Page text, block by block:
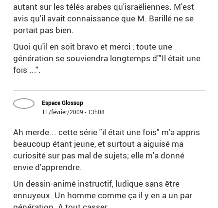
autant sur les télés arabes qu'israëliennes. M'est
avis qu'il avait connaissance que M. Barillé ne se
portait pas bien.
Quoi qu'il en soit bravo et merci : toute une
génération se souviendra longtemps d'"Il était une
fois ...".
Espace Glossup
11/février/2009 - 13h08
Ah merde... cette série "il était une fois" m'a appris
beaucoup étant jeune, et surtout a aiguisé ma
curiosité sur pas mal de sujets; elle m'a donné
envie d'apprendre.
Un dessin-animé instructif, ludique sans être
ennuyeux. Un homme comme ça il y en a un par